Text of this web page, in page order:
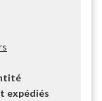
expédiés